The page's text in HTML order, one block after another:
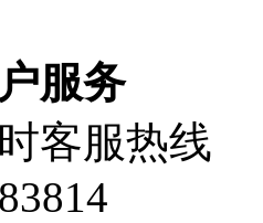
服务
客服热线